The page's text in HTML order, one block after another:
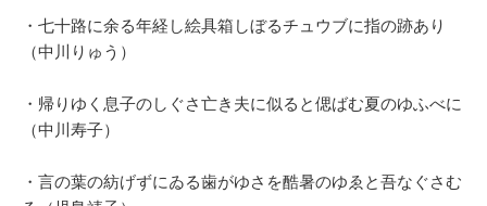
・七十路に余る年経し絵具箱しぼるチュウブに指の跡あり
（中川りゅう）
・帰りゆく息子のしぐさ亡き夫に似ると偲ばむ夏のゆふべに
（中川寿子）
・言の葉の紡げずにゐる歯がゆさを酷暑のゆゑと吾なぐさむ